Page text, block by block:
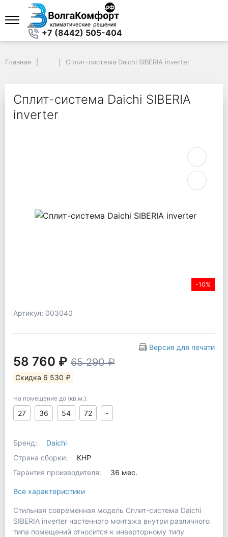
+7 (8442) 505-404
Сплит-система Daichi SIBERIA inverter
Главная Сплит-система Daichi SIBERIA inverter
Сплит-система Daichi SIBERIA
inverter
-10%
Артикул: 003040
Версия для печати
58 760 ₽ 65 290 ₽
Скидка 6 530 ₽
На помещение до (кв.м.):
27 36 54 72 -
Бренд:
Daichi
Страна сборки:
КНР
Гарантия производителя:
36 мес.
Все характеристики
Стильная современная модель Сплит-система Daichi
SIBERIA inverter настенного монтажа внутри различного
типа помещений относится к инверторному типу